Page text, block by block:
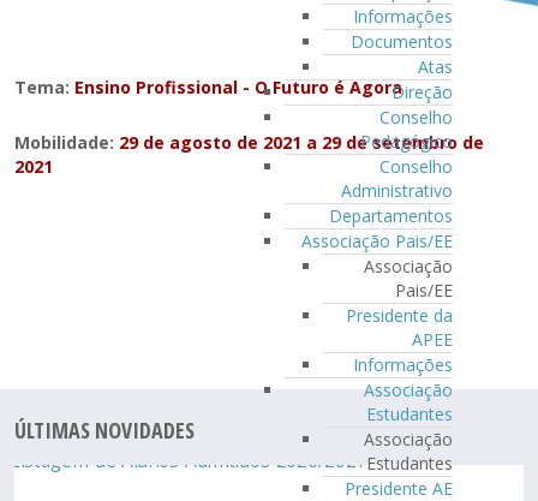
Informações
Documentos
Atas
Direção
Conselho
Pedagógico
Conselho
Administrativo
Departamentos
Associação Pais/EE
Associação
Pais/EE
Presidente da
APEE
Informações
Associação
Estudantes
Associação
Estudantes
Presidente AE
Tema: Ensino Profissional - O Futuro é Agora
Mobilidade: 29 de agosto de 2021 a 29 de setembro de
2021
ÚLTIMAS NOVIDADES